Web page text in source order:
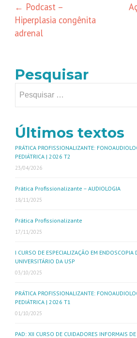
← Podcast –
Hiperplasia congênita
adrenal
Pesquisar
Últimos textos
PRÁTICA PROFISSIONALIZANTE:
PEDIÁTRICA | 2026 T2
23/04/2026
Prática Profissionalizante – AUDIOLOGIA
18/11/2025
Prática Profissionalizante
17/11/2025
I CURSO DE ESPECIALIZAÇÃO EM ENDOSCOPIA
UNIVERSITÁRIO DA USP
03/10/2025
PRÁTICA PROFISSIONALIZANTE:
PEDIÁTRICA | 2026 T1
01/10/2025
PAD: XII CURSO DE CUIDADORES INFORMAIS